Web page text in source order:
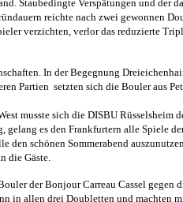
Staubedingte Verspätungen und der
reichte nach zwei gewonnen
verzichten, verlor das reduzierte
In der Begegnung
Partien setzten sich die Bouler aus
musste sich die DISBU Rüsselsheim
gelang es den Frankfurtern alle Spiele
den schönen Sommerabend
die Gäste.
der Bonjour Carreau Cassel gegen
in allen drei Doubletten und machten